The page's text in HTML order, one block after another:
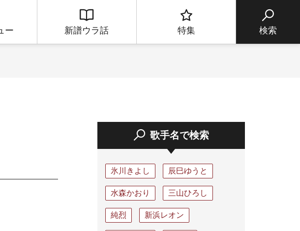
ー 新譜ウラ話 特集 検索
歌手名で検索
氷川きよし 辰巳ゆうと
水森かおり 三山ひろし
純烈 新浜レオン